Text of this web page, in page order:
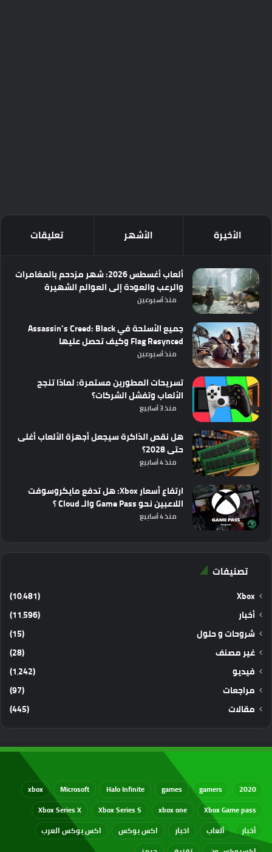
الأخيرة الأشهر تعليقات
ألعاب أغسطس 2026: شهر مزدحم بالمغامرات
والرعب والعودة إلى العوالم الشهيرة
منذ أسبوعين
جميع الأسلحة في Assassin’s Creed: Black
Flag Resynced وكيف تحصل عليها
منذ أسبوعين
تسريحات المطورين مستمرة: لماذا تنجح
الألعاب وتفشل الشركات؟
منذ 3 أسابيع
هل نقص الذاكرة سيجعل أجهزة الألعاب أغلى
حتى 2028؟
منذ 4 أسابيع
ارتفاع أسعار Xbox: هل تدفع مايكروسوفت
اللاعبين نحو Game Pass والـ Cloud ؟
منذ 4 أسابيع
تصنيفات
Xbox
(10٬481)
أخبار
(11٬596)
شروحات و حلول
(15)
غير مصنف
(28)
فيديو
(1٬242)
مراجعات
(97)
مقالات
(445)
2020
gamers
games
Halo Infinite
Microsoft
xbox
Xbox Game pass
xbox one
Xbox Series S
Xbox Series X
أخبار
ألعاب اخبار اكس بوكس
اكس بوكس العرب